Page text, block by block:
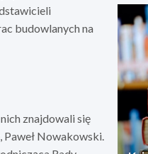
budowlanych na
znajdowali się
Nowakowski.